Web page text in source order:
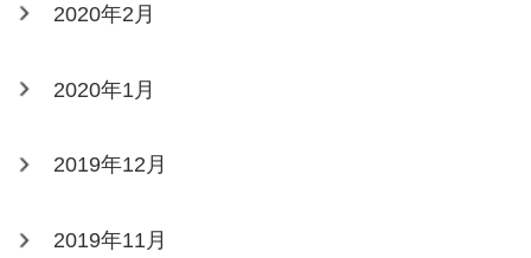
2020年2月
2020年1月
2019年12月
2019年11月